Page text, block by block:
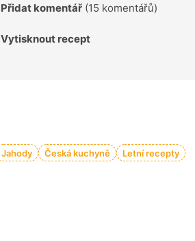
Přidat komentář (15 komentářů)
Vytisknout recept
Jahody Česká kuchyně
Letní recepty